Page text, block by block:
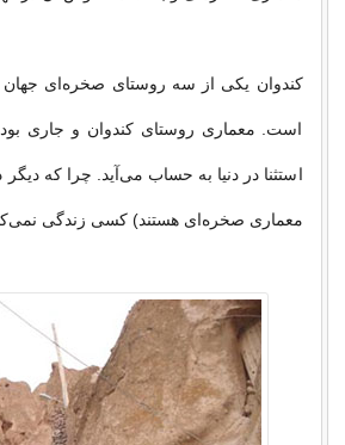
کندوان یکی از سه روستای صخره‌ای
است. معماری روستای کندوان و جاری
استثنا در دنیا به حساب می‌آید. چرا که دیگر
معماری صخره‌ای هستند) کسی زندگی